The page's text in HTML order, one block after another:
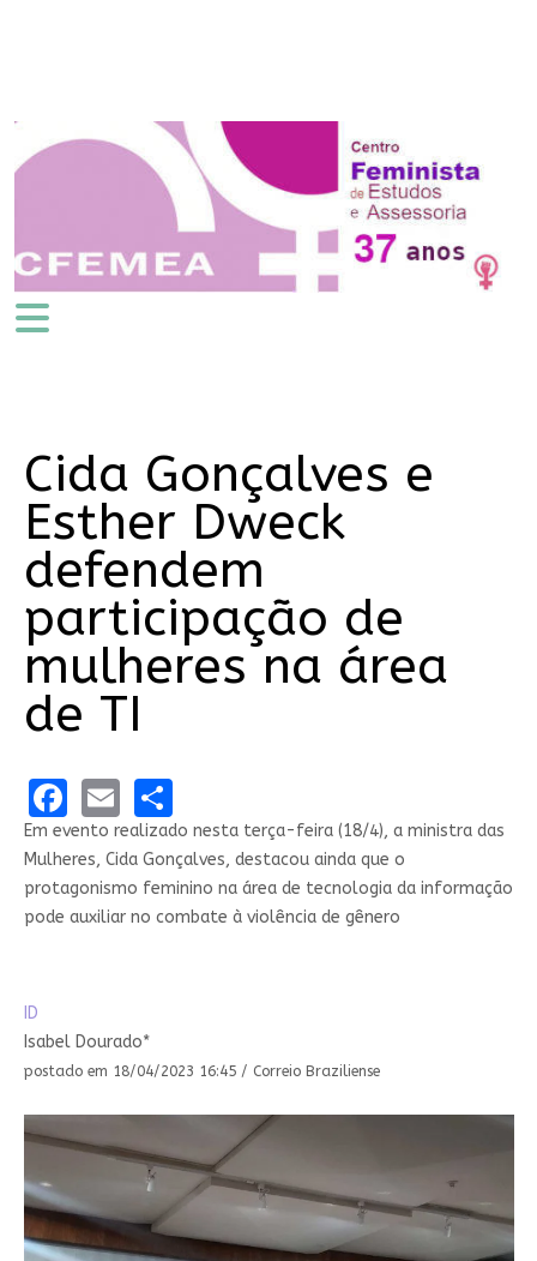
Cida Gonçalves e
Esther Dweck
defendem
participação de
mulheres na área
de TI
Facebook
EmailShare
Em evento realizado nesta terça-feira (18/4), a ministra das
Mulheres, Cida Gonçalves, destacou ainda que o
protagonismo feminino na área de tecnologia da informação
pode auxiliar no combate à violência de gênero
ID
Isabel Dourado*
postado em 18/04/2023 16:45 / Correio Braziliense